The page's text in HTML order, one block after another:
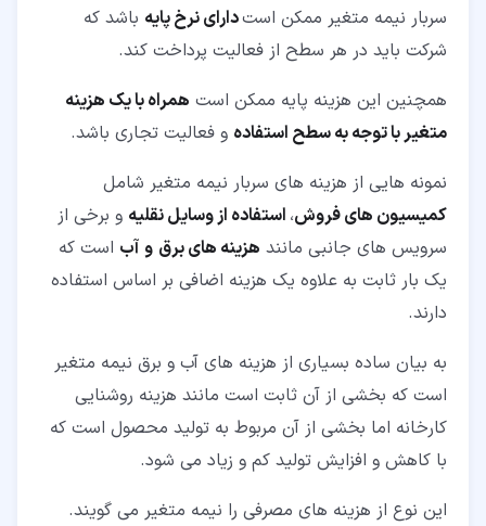
سربار نیمه متغیر ممکن استدارای نرخ پایه باشد که
شرکت باید در هر سطح از فعالیت پرداخت کند.
همچنین این هزینه پایه ممکن است همراه با یک هزینه
متغیر با توجه به سطح استفاده و فعالیت تجاری باشد.
نمونه هایی از هزینه های سربار نیمه متغیر شامل
کمیسیون های فروش، استفاده از وسایل نقلیه و برخی از
سرویس های جانبی مانند هزینه های برق و آب است که
یک بار ثابت به علاوه یک هزینه اضافی بر اساس استفاده
دارند.
به بیان ساده بسیاری از هزینه های آب و برق نیمه متغیر
است که بخشی از آن ثابت است مانند هزینه روشنایی
کارخانه اما بخشی از آن مربوط به تولید محصول است که
با کاهش و افزایش تولید کم و زیاد می شود.
این نوع از هزینه های مصرفی را نیمه متغیر می گویند.